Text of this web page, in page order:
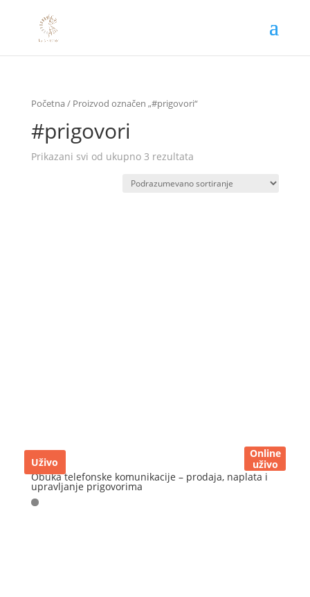
Početna/ Proizvod označen „#prigovori“
#prigovori
Prikazani svi od ukupno 3 rezultata
Uživo
Online
uživo
Obuka telefonske komunikacije – prodaja, naplata i
upravljanje prigovorima